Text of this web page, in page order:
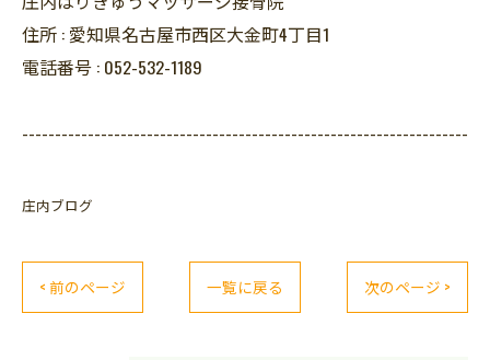
住所 : 愛知県名古屋市西区大金町4丁目1
電話番号 : 052-532-1189
--------------------------------------------------------------------
庄内ブログ
< 前のページ 一覧に戻る 次のページ >